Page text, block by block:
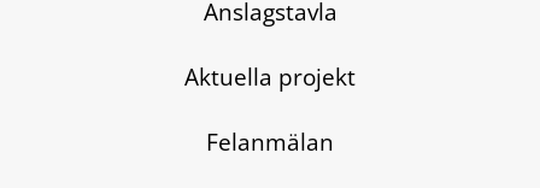
Anslagstavla
Aktuella projekt
Felanmälan